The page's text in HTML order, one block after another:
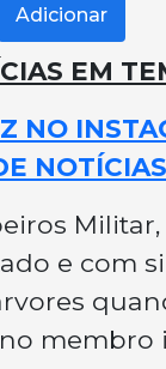
Adicionar
EM
NO
e com
membro